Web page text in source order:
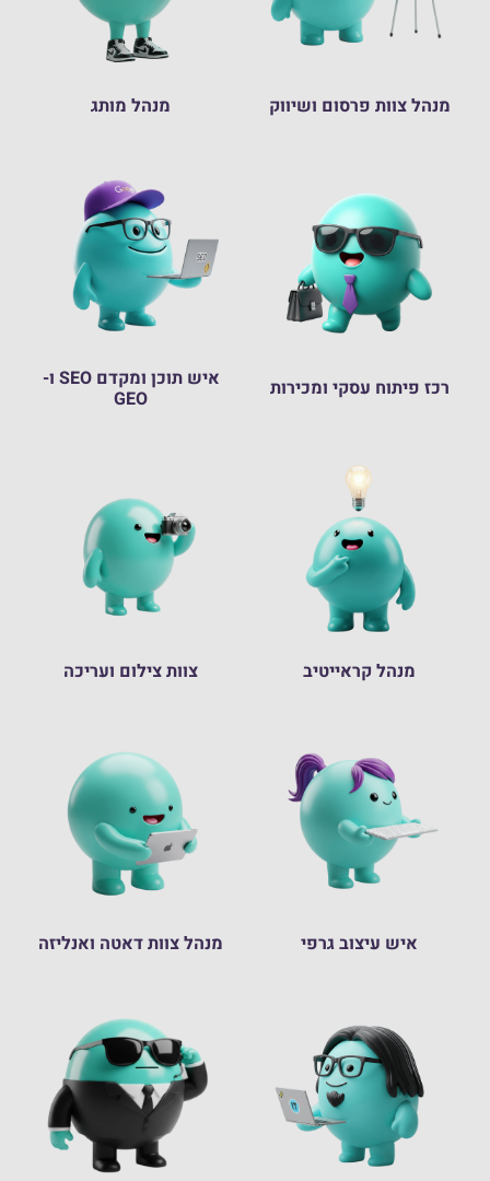
מנהל צוות פרסום ושיווק מנהל מותג
רכז פיתוח עסקי ומכירות איש תוכן ומקדם SEO ו-
GEO
מנהל קראייטיב צוות צילום ועריכה
איש עיצוב גרפי מנהל צוות דאטה ואנליזה